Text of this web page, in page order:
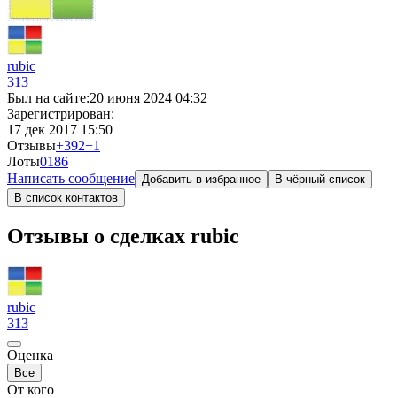
rubic
313
Был на сайте:20 июня 2024 04:32
Зарегистрирован:
17 дек 2017 15:50
Отзывы+392−1
Лоты0186
Написать сообщение Добавить в избранное
В чёрный список
В список контактов
Отзывы о сделках rubic
rubic
313
Оценка
Все
От кого